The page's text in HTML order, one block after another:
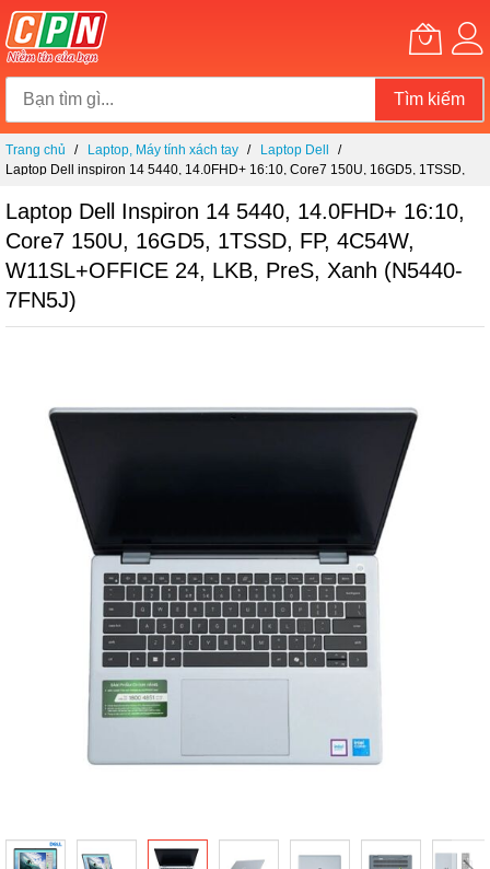
Tìm kiếm
Chuyển
đến
dung
Trang chủ Laptop, Máy tính xách tay
Laptop Dell
Laptop Dell inspiron 14 5440, 14.0FHD+ 16:10, Core7 150U, 16GD5, 1TSSD,
Laptop Dell Inspiron 14 5440, 14.0FHD+ 16:10,
Core7 150U, 16GD5, 1TSSD, FP, 4C54W,
W11SL+OFFICE 24, LKB, PreS, Xanh (N5440-
7FN5J)